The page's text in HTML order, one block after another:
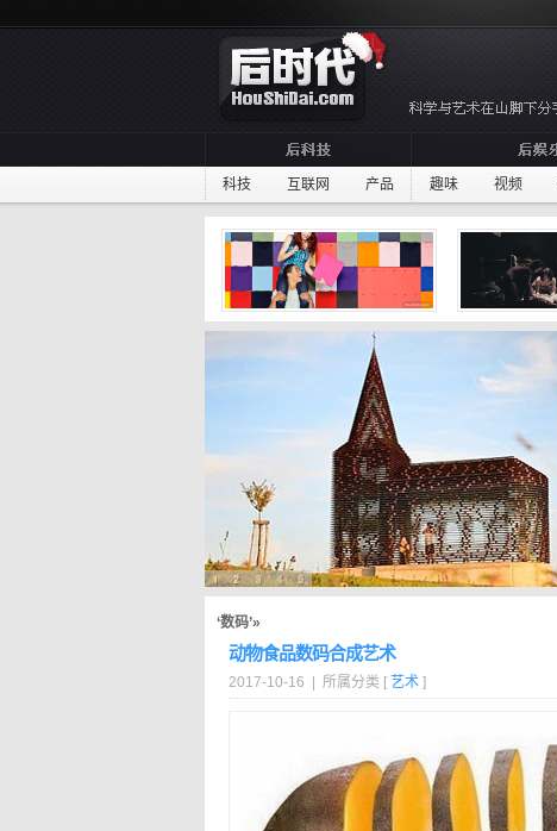
科技 互联网 产品 趣味 视频
‘数码’»
动物食品数码合成艺术
2017-10-16 | 所属分类 [ 艺术 ]